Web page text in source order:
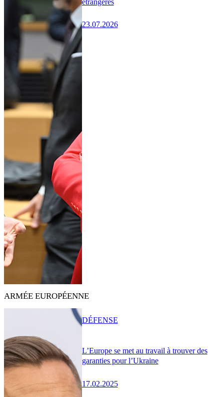
23.07.2026
ARMÉE EUROPÉENNE
L’Europe se met au travail à trouver des
garanties pour l’Ukraine
17.02.2025
DÉFENSE